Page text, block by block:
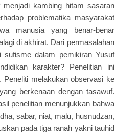
kambing hitam sasaran
problematika masyarakat
manusia yang benar-benar
di akhirat. Dari permasalahan
dalam pemikiran Yusuf
karakter? Penelitian ini
Peneliti melakukan observasi ke
berkenaan dengan tasawuf.
penelitian menunjukkan bahwa
sabar, niat, malu, husnudzan,
pada tiga ranah yakni tauhid